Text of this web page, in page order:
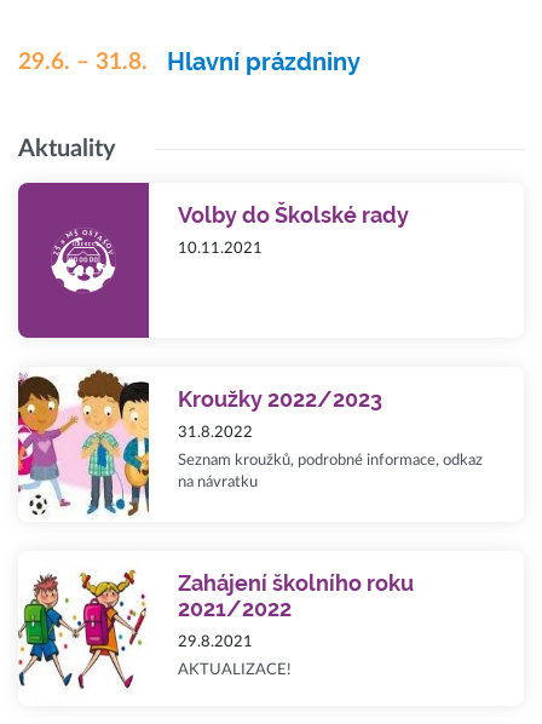
29.6. – 31.8. Hlavní prázdniny
Aktuality
Volby do Školské rady
10.11.2021
Kroužky 2022/2023
31.8.2022
Seznam kroužků, podrobné informace, odkaz
na návratku
Zahájení školního roku
2021/2022
29.8.2021
AKTUALIZACE!